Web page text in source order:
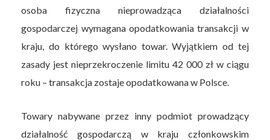
osoba fizyczna nieprowadząca działalności
gospodarczej wymagana opodatkowania transakcji w
kraju, do którego wysłano towar. Wyjątkiem od tej
zasady jest nieprzekroczenie limitu 42 000 zł w ciągu
roku – transakcja zostaje opodatkowana w Polsce.
Towary nabywane przez inny podmiot prowadzący
działalność gospodarczą w kraju członkowskim